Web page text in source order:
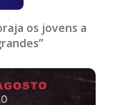
os jovens a